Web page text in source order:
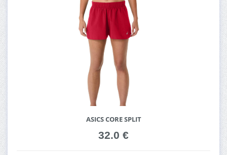
ASICS CORE SPLIT
32.0 €